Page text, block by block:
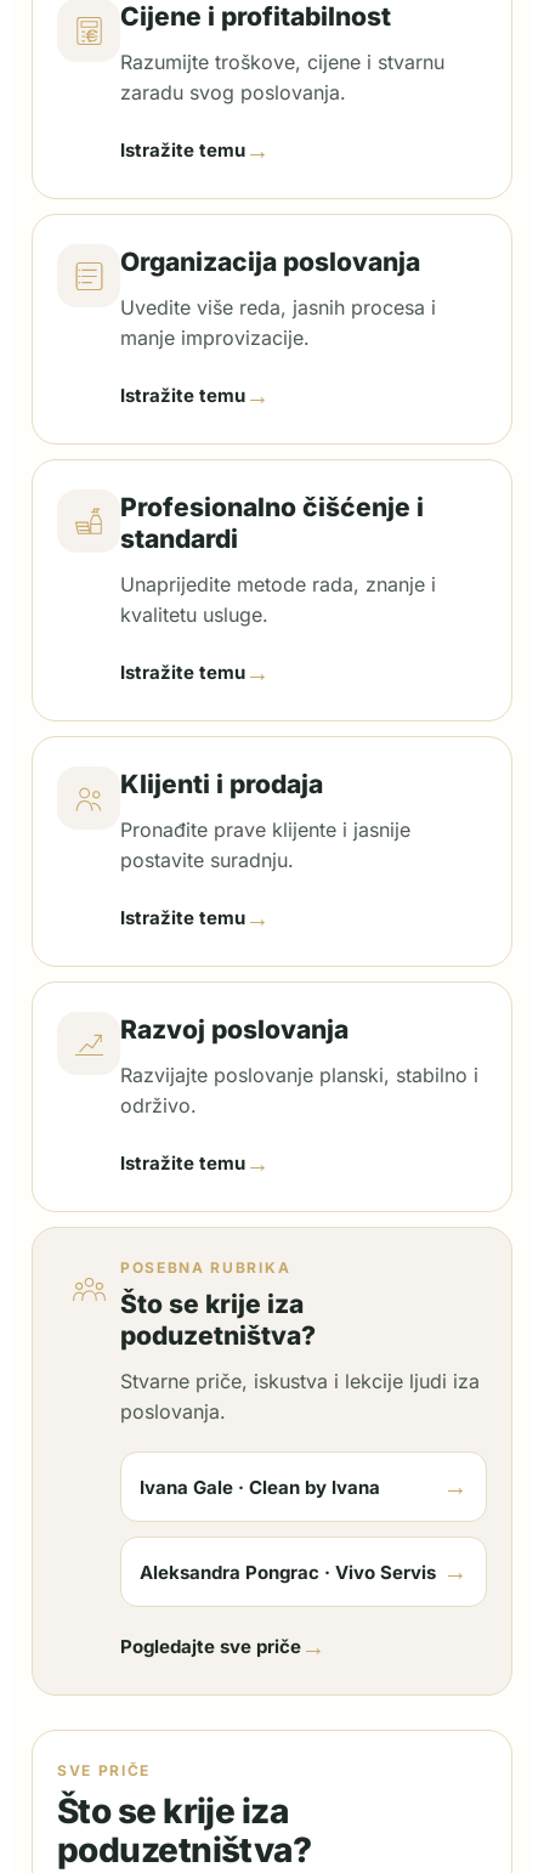
Cijene i profitabilnost
Razumijte troškove, cijene i stvarnu
zaradu svog poslovanja.
Istražite temu →
Organizacija poslovanja
Uvedite više reda, jasnih procesa i
manje improvizacije.
Istražite temu →
Profesionalno čišćenje i
standardi
Unaprijedite metode rada, znanje i
kvalitetu usluge.
Istražite temu →
Klijenti i prodaja
Pronađite prave klijente i jasnije
postavite suradnju.
Istražite temu →
Razvoj poslovanja
Razvijajte poslovanje planski, stabilno i
održivo.
Istražite temu →
POSEBNA RUBRIKA
Što se krije iza
poduzetništva?
Stvarne priče, iskustva i lekcije ljudi iza
poslovanja.
Ivana Gale · Clean by Ivana →
Aleksandra Pongrac · Vivo Servis →
Pogledajte sve priče →
SVE PRIČE
Što se krije iza
poduzetništva?